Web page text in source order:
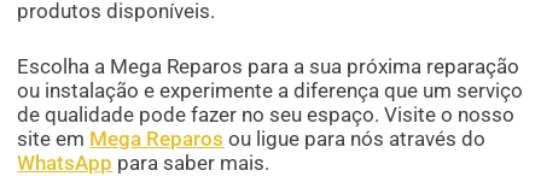
produtos disponíveis.
Escolha a Mega Reparos para a sua próxima reparação
ou instalação e experimente a diferença que um serviço
de qualidade pode fazer no seu espaço. Visite o nosso
site em Mega Reparos ou ligue para nós através do
WhatsApp para saber mais.